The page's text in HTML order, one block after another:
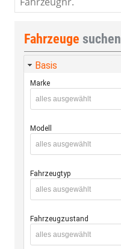
Fahrzeuge suchen
Basis
Marke
alles ausgewählt
Modell
alles ausgewählt
Fahrzeugtyp
alles ausgewählt
Fahrzeugzustand
alles ausgewählt